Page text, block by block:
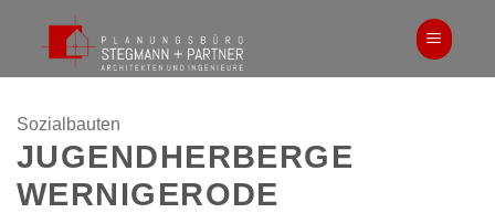
Sozialbauten
JUGENDHERBERGE
WERNIGERODE